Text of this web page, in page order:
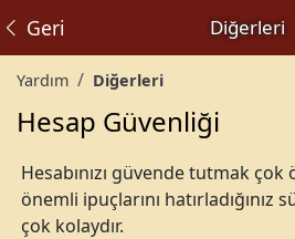
Diğerleri
Geri
Yardım Diğerleri
Hesap Güvenliği
Hesabınızı güvende tutmak
önemli ipuçlarını hatırladığınız
çok kolaydır.